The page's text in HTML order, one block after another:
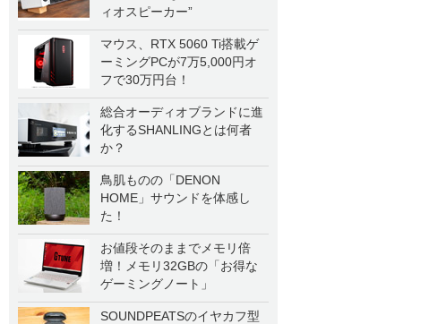
ィオスピーカー”
マウス、RTX 5060 Ti搭載ゲ
ーミングPCが7万5,000円オ
フで30万円台！
総合オーディオブランドに進
化するSHANLINGとは何者
か？
鳥肌ものの「DENON
HOME」サウンドを体感し
た！
お値段そのままでメモリ倍
増！メモリ32GBの「お得な
ゲーミングノート」
SOUNDPEATSのイヤカフ型